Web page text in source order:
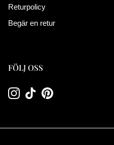
Returpolicy
Begär en retur
FÖLJ OSS
Instagram
TikTokPinterest